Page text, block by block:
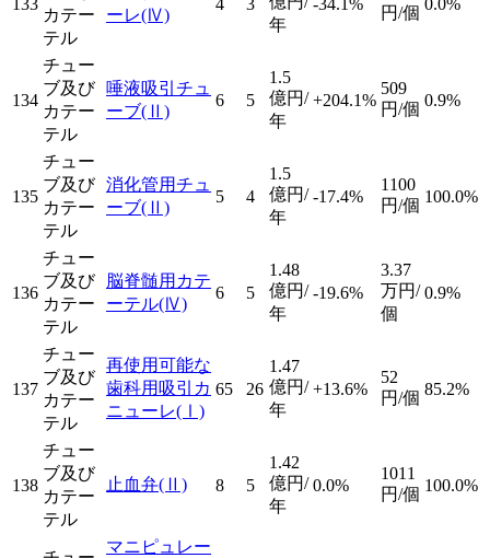
133
カテー
テル
ーレ(Ⅳ)
4 3
年
-34.1%
円/個 0.0%
134
チュー
ブ及び
カテー
テル
唾液吸引チュ
ーブ(Ⅱ)
6 5
1.5
億円/
年
+204.1%
509
円/個 0.9%
135
チュー
ブ及び
カテー
テル
消化管用チュ
ーブ(Ⅱ)
5 4
1.5
億円/
年
-17.4%
1100
円/個 100.0%
136
チュー
ブ及び
カテー
テル
脳脊髄用カテ
ーテル(Ⅳ)
6 5
1.48
億円/
年
-19.6%
3.37
万円/
個
0.9%
137
チュー
ブ及び
カテー
テル
再使用可能な
歯科用吸引カ
ニューレ(Ⅰ)
65 26
1.47
億円/
年
+13.6%
52
円/個 85.2%
138
チュー
ブ及び
カテー
テル
止血弁(Ⅱ) 8 5
1.42
億円/
年
0.0%
1011
円/個 100.0%
マニピュレー